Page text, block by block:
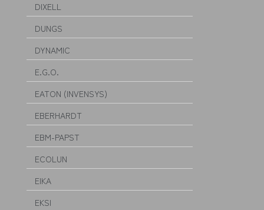
DIXELL
DUNGS
DYNAMIC
E.G.O.
EATON (INVENSYS)
EBERHARDT
EBM-PAPST
ECOLUN
EIKA
EKSI